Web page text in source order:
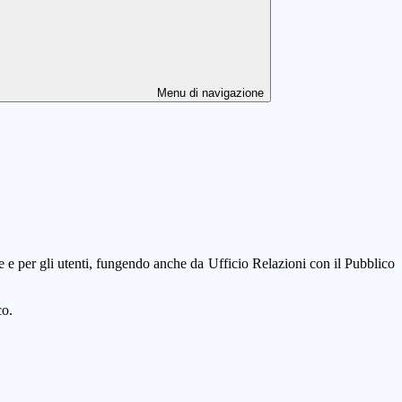
Menu di navigazione
e per gli utenti, fungendo anche da Ufficio Relazioni con il Pubblico